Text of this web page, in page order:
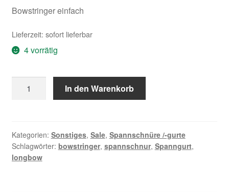
Bowstringer einfach
Lieferzeit: sofort lieferbar
4 vorrätig
Bogenspannschnur
Spanngurt
Langbogen
Menge
In den Warenkorb
Kategorien: Sonstiges, Sale, Spannschnüre /-gurte
Schlagwörter: bowstringer, spannschnur, Spanngurt,
longbow